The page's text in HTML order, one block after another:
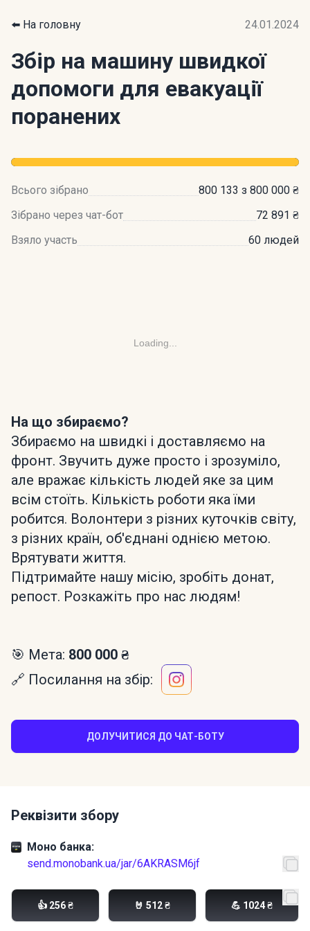
⬅️ На головну 24.01.2024
Збір на машину швидкої
допомоги для евакуації
поранених
Всього зібрано
800 133 з 800 000 ₴
Зібрано через чат-бот
72 891 ₴
Взяло участь
60 людей
Loading...
На що збираємо?
Збираємо на швидкі і доставляємо на
фронт. Звучить дуже просто і зрозуміло,
але вражає кількість людей яке за цим
всім стоїть. Кількість роботи яка їми
робится. Волонтери з різних куточків світу,
з різних країн, об'єднані однією метою.
Врятувати життя.
Підтримайте нашу місію, зробіть донат,
репост. Розкажіть про нас людям!
🎯 Мета: 800 000 ₴
🔗 Посилання на збір:
ДОЛУЧИТИСЯ ДО ЧАТ-БОТУ
Реквізити збору
Моно банка:
send.monobank.ua/jar/6AKRASM6jf
👍 256 ₴ 🤘 512 ₴ 💪 1024 ₴
monomaslo@gmail.com